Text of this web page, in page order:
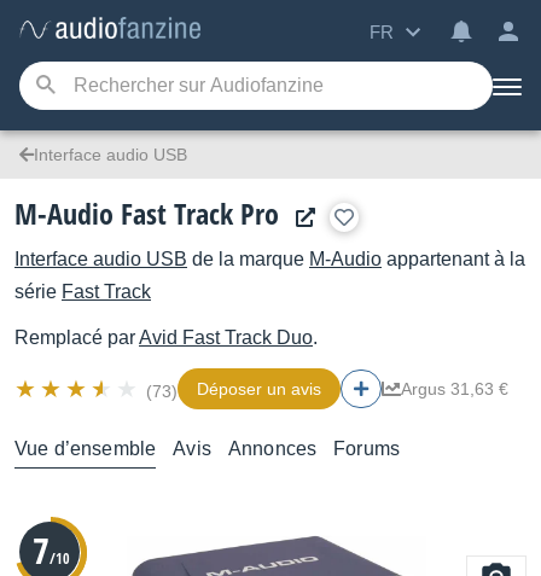
FR
Interface audio USB
M-Audio Fast Track Pro
Interface audio USB de la marque M-Audio appartenant à la
série Fast Track
Remplacé parAvid Fast Track Duo.
(73) Déposer un avis Argus 31,63 €
Vue d’ensemble Avis Annonces Forums
7/10